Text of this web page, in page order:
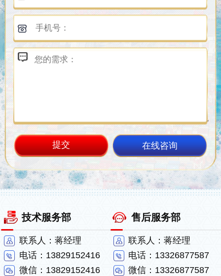
在线咨询
技术服务部
联系人：蒋经理
电话：13829152416
微信：13829152416
售后服务部
联系人：蒋经理
电话：13326877587
微信：13326877587